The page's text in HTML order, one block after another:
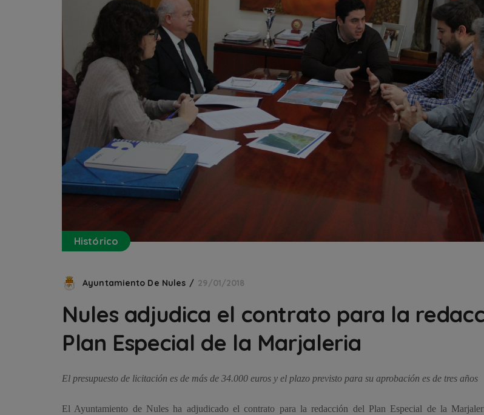
Histórico
Ayuntamiento De Nules 29/01/2018
Nules adjudica el contrato para la
Plan Especial de la Marjaleria
El presupuesto de licitación es de más de 34.000 euros y el plazo previsto para su aprobación es de tres años
El Ayuntamiento de Nules ha adjudicado el contrato para la redacción del Plan Especial de la